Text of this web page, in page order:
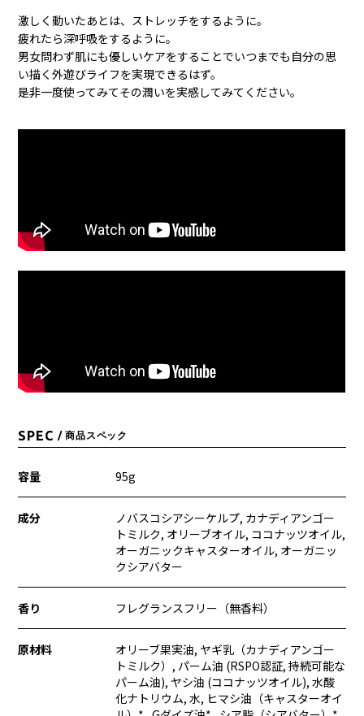
激しく動いたあとは、ストレッチをするように。
疲れたら深呼吸をするように。
男女問わず肌にも優しいケアをすることでいつまでも自分の思
い描く外遊びライフを実現できるはず。
是非一度使ってみてその潤いを実感してみてください。
SPEC / 商品スペック
容量 95g
成分
ノバスコシアシーケルプ, カナディアンゴー
トミルク, オリーブオイル, ココナッツオイル,
オーガニックキャスターオイル, オーガニッ
クシアバター
香り フレグランスフリー（無香料）
原材料
オリーブ果実油, ヤギ乳（カナディアンゴー
トミルク）, パーム油 (RSPO認証, 持続可能な
パーム油), ヤシ油 (ココナッツオイル), 水酸
化ナトリウム, 水, ヒマシ油（キャスターオイ